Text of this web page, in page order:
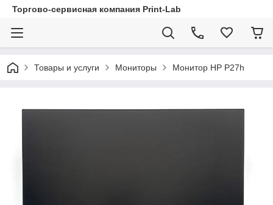
Торгово-сервисная компания Print-Lab
Товары и услуги Мониторы Монитор HP P27h